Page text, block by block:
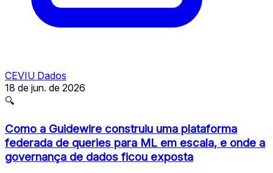
CEVIU Dados
18 de jun. de 2026
🔍
Como a Guidewire construiu uma plataforma
federada de queries para ML em escala, e onde a
governança de dados ficou exposta